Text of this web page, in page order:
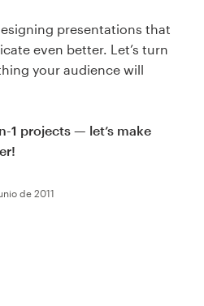
presentations that
even better. Let’s turn
your audience will
1 projects — let’s make
de 2011